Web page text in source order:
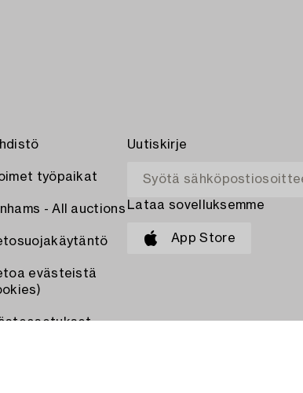
työpaikat
- All auctions
evästeistä
Uutiskirje
Lataa sovelluksemme
App Store